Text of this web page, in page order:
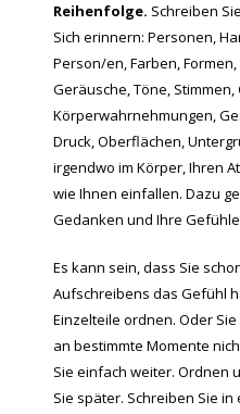
Reihenfolge. Schreiben Sie
Sich erinnern: Personen,
Person/en, Farben,
Geräusche, Töne,
Körperwahrnehmungen,
Druck, Oberflächen,
irgendwo im Körper, Ihren
wie Ihnen einfallen. Dazu
Gedanken und Ihre
Es kann sein, dass Sie
Aufschreibens das Gefühl
Einzelteile ordnen. Oder
an bestimmte Momente
Sie einfach weiter. Ordnen
Sie später. Schreiben Sie